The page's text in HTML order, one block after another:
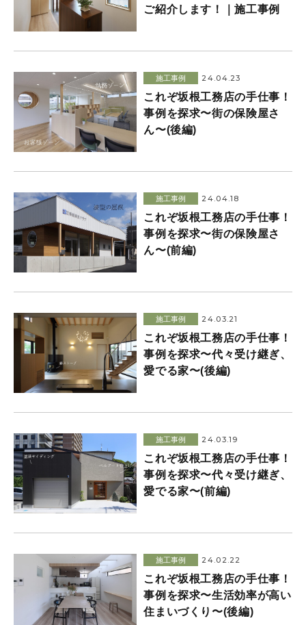
ご紹介します！｜施工事例
施工事例 24.04.23
これぞ坂根工務店の手仕事！
事例を探求〜街の保険屋さ
ん〜(後編)
施工事例 24.04.18
これぞ坂根工務店の手仕事！
事例を探求〜街の保険屋さ
ん〜(前編)
施工事例 24.03.21
これぞ坂根工務店の手仕事！
事例を探求〜代々受け継ぎ、
愛でる家〜(後編)
施工事例 24.03.19
これぞ坂根工務店の手仕事！
事例を探求〜代々受け継ぎ、
愛でる家〜(前編)
施工事例 24.02.22
これぞ坂根工務店の手仕事！
事例を探求〜生活効率が高い
住まいづくり〜(後編)